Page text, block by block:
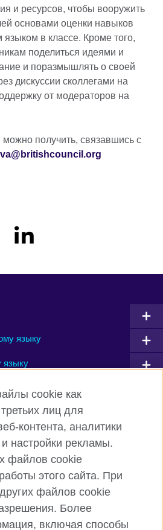
и ресурсов, чтобы вооружить
основами оценки навыков
языком в классе. Кроме того,
поделиться идеями и
и поразмышлять о своей
дискуссии сколлегами на
от модераторов на
получить, связавшись с
языку
языку
Instagram
YouTube
вебсайт
cookie как
лиц для
контента, аналитики
настройки рекламы.
файлов cookie
этого сайта. При
файлов cookie
Более
включая способы